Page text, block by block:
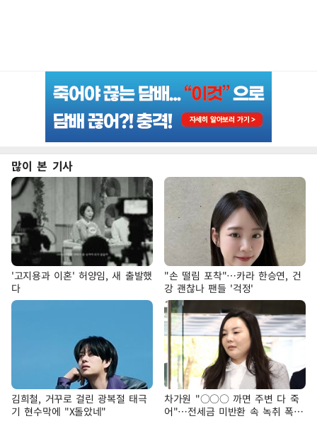
많이 본 기사
'고지용과 이혼' 허양임, 새 출발했
다
"손 떨림 포착"…카라 한승연, 건
강 괜찮나 팬들 '걱정'
김희철, 거꾸로 걸린 광복절 태극
기 현수막에 "X돌았네"
차가원 "○○○ 까면 주변 다 죽
어"…전세금 미반환 속 녹취 폭로